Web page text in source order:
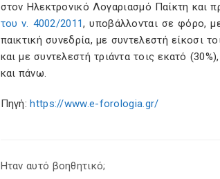
στον Ηλεκτρονικό Λογαριασμό Παίκτη και
του ν. 4002/2011, υποβάλλονται σε φόρο,
παικτική συνεδρία, με συντελεστή είκοσι
και με συντελεστή τριάντα τοις εκατό
και πάνω.
Πηγή:https://www.e-forologia.gr/
Ηταν αυτό βοηθητικό;